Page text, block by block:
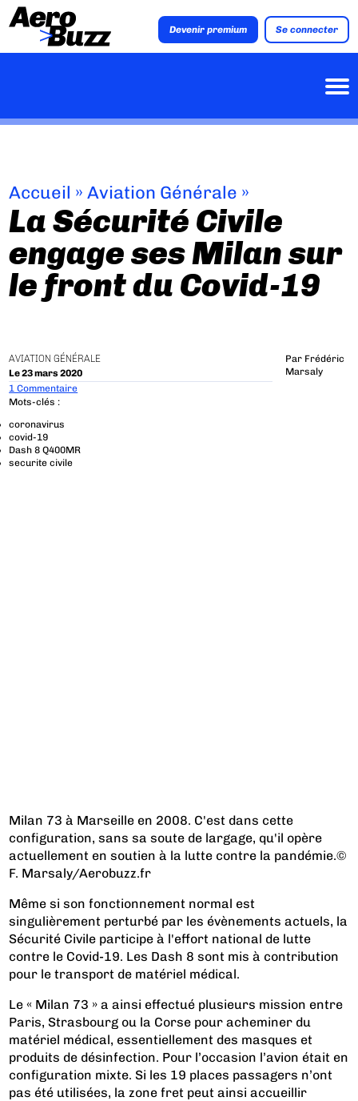
Devenir premium Se connecter
Accueil »Aviation Générale »
La Sécurité Civile
engage ses Milan sur
le front du Covid-19
AVIATION GÉNÉRALE
Le 23 mars 2020
Par Frédéric
Marsaly
1 Commentaire
Mots-clés :
coronavirus
covid-19
Dash 8 Q400MR
securite civile
Milan 73 à Marseille en 2008. C'est dans cette
configuration, sans sa soute de largage, qu'il opère
actuellement en soutien à la lutte contre la pandémie.©
F. Marsaly/Aerobuzz.fr
Même si son fonctionnement normal est
singulièrement perturbé par les évènements actuels, la
Sécurité Civile participe à l'effort national de lutte
contre le Covid-19. Les Dash 8 sont mis à contribution
pour le transport de matériel médical.
Le « Milan 73 » a ainsi effectué plusieurs mission entre
Paris, Strasbourg ou la Corse pour acheminer du
matériel médical, essentiellement des masques et
produits de désinfection. Pour l’occasion l’avion était en
configuration mixte. Si les 19 places passagers n’ont
pas été utilisées, la zone fret peut ainsi accueillir